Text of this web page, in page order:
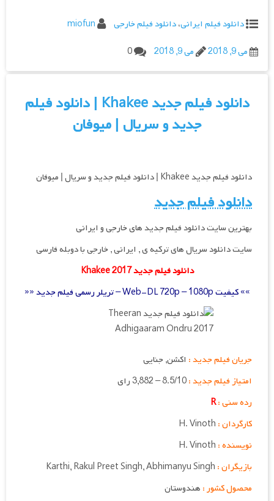
دانلود فیلم ایرانی،دانلود فیلم خارجی
miofun
می 9, 2018
می 9, 2018 0
دانلود فیلم جدید Khakee | دانلود فیلم
جدید و سریال | میوفان
دانلود فیلم جدید Khakee | دانلود فیلم جدید و سریال | میوفان
دانلود فیلم جدید
بهترین سایت دانلود فیلم جدید های خارجی و ایرانی
سایت دانلود سریال های ترکیه ی , ایرانی , خارجی با دوبله فارسی
دانلود فیلم جدید Khakee 2017
»» کیفیت Web-DL 720p – 1080p – تریلر رسمی فیلم جدید ««
جریان فیلم جدید : اکشن, جنایی
امتیاز فیلم جدید :
رده سنی :R
کارگردان :
نویسنده : H. Vinoth
بازیگران :
محصول کشور : هندوستان